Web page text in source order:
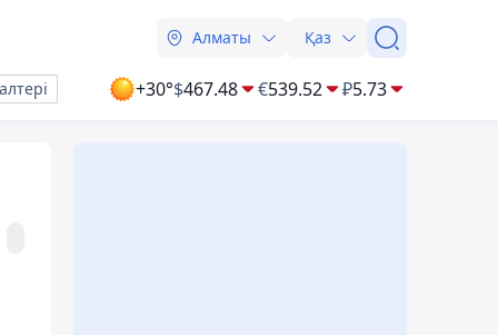
Алматы Қаз
+30°$467.48 €539.52 ₽5.73